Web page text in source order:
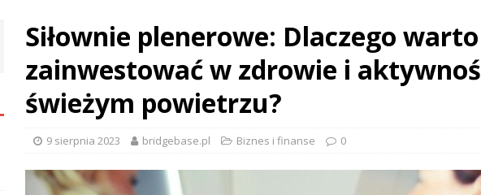
Siłownie plenerowe: Dlaczego warto
zainwestować w zdrowie i
świeżym powietrzu?
9 sierpnia 2023 bridgebase.pl Biznes i finanse 0